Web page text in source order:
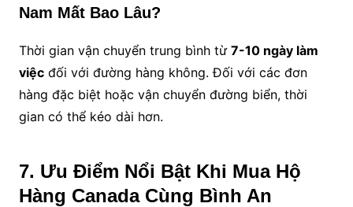
Nam Mất Bao Lâu?
Thời gian vận chuyển trung bình từ 7-10 ngày làm
việcđối với đường hàng không. Đối với các đơn
hàng đặc biệt hoặc vận chuyển đường biển, thời
gian có thể kéo dài hơn.
7. Ưu Điểm Nổi Bật Khi Mua Hộ
Hàng Canada Cùng Bình An